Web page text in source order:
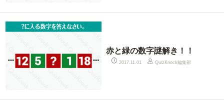
赤と緑の数字謎解き！！
2017.11.01 QuizKnock編集部